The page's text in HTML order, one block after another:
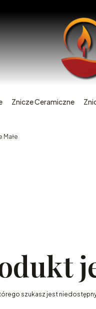
Znicze Ceramiczne
Małe
szukasz jest